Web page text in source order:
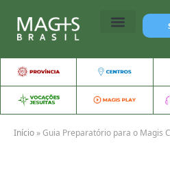
Início »Guia Preparatório para o Magis